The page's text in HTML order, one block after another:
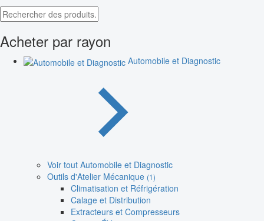
Acheter par rayon
Automobile et Diagnostic
Voir tout Automobile et Diagnostic
Outils d'Atelier Mécanique (1)
Climatisation et Réfrigération
Calage et Distribution
Extracteurs et Compresseurs